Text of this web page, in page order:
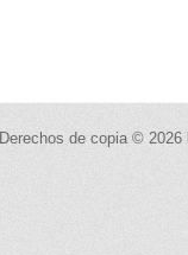
Derechos de copia © 2026